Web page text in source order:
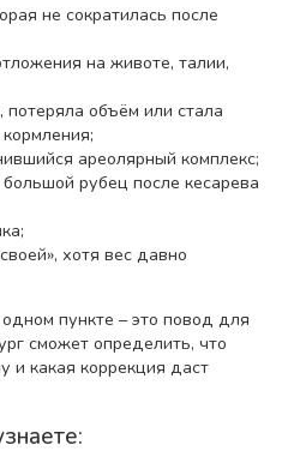
не сократилась после
на животе, талии,
потеряла объём или стала
ареолярный комплекс;
рубец после кесарева
хотя вес давно
пункте – это повод для
сможет определить, что
и какая коррекция даст